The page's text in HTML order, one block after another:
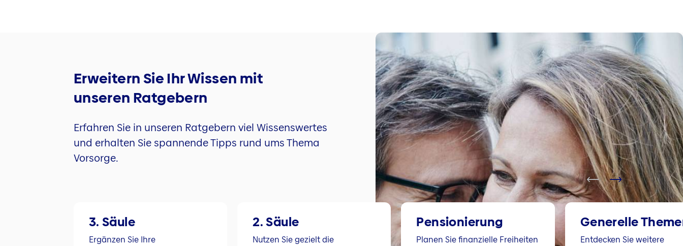
Erweitern Sie Ihr Wissen mit
unseren Ratgebern
Erfahren Sie in unseren Ratgebern viel Wissenswertes
und erhalten Sie spannende Tipps rund ums Thema
Vorsorge.
3. Säule
Ergänzen Sie Ihre
2. Säule
Nutzen Sie gezielt die
Pensionierung
Planen Sie finanzielle Freiheiten
Generelle
Entdecken Sie weitere